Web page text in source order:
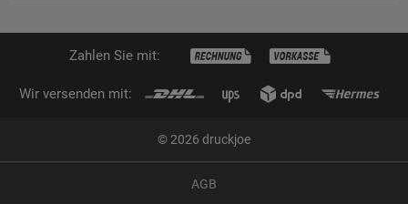
Zahlen Sie mit:
Wir versenden mit:
© 2026 druckjoe
AGB